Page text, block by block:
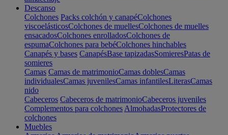
Descanso
Colchones Packs colchón y canapéColchones
viscoelásticosColchones de muellesColchones de muelles
ensacadosColchones enrolladosColchones de
espumaColchones para bebéColchones hinchables
Canapés y bases CanapésBase tapizadasSomieresPatas de
somieres
Camas Camas de matrimonioCamas doblesCamas
individualesCamas juvenilesCamas infantilesLiterasCamas
nido
Cabeceros Cabeceros de matrimonioCabeceros juveniles
Complementos para colchones AlmohadasProtectores de
colchones
Muebles